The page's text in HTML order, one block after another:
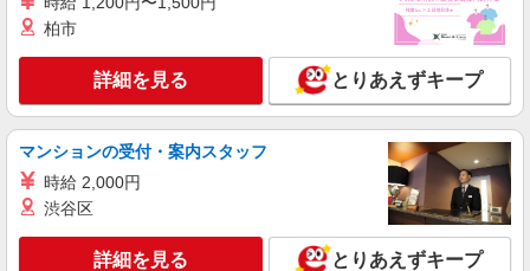
詳細を見る
SGフィルダー株式会社/W23751-010
荷物・商品仕分け
≪小山事業場≫ 栃木県栃木市藤岡町都賀2701-
1 （佐川急便 小山営業所内）
柏市
詳細を見る とりあえずキープ
マンションの受付・案内スタッフ
時給 2,000円
渋谷区
詳細を見る とりあえずキープ